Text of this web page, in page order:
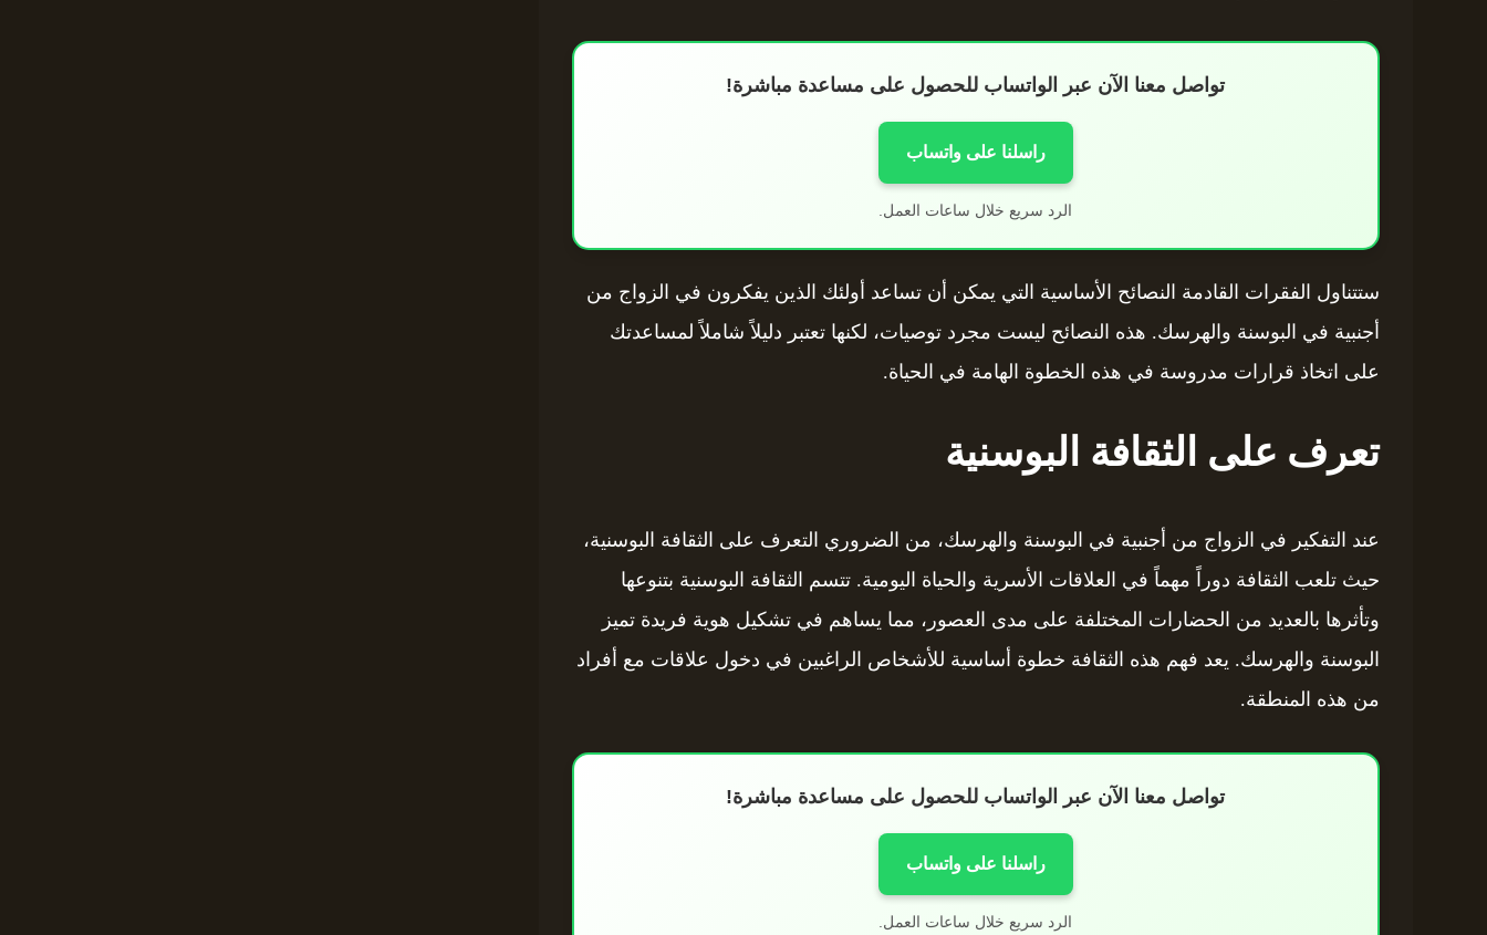
تواصل معنا الآن عبر الواتساب للحصول على مساعدة مباشرة!
راسلنا على واتساب
الرد سريع خلال ساعات العمل.
ستتناول الفقرات القادمة النصائح الأساسية التي يمكن أن تساعد أولئك الذين يفكرون في الزواج من
أجنبية في البوسنة والهرسك. هذه النصائح ليست مجرد توصيات، لكنها تعتبر دليلاً شاملاً لمساعدتك
على اتخاذ قرارات مدروسة في هذه الخطوة الهامة في الحياة.
تعرف على الثقافة البوسنية
عند التفكير في الزواج من أجنبية في البوسنة والهرسك، من الضروري التعرف على الثقافة البوسنية،
حيث تلعب الثقافة دوراً مهماً في العلاقات الأسرية والحياة اليومية. تتسم الثقافة البوسنية بتنوعها
وتأثرها بالعديد من الحضارات المختلفة على مدى العصور، مما يساهم في تشكيل هوية فريدة تميز
البوسنة والهرسك. يعد فهم هذه الثقافة خطوة أساسية للأشخاص الراغبين في دخول علاقات مع أفراد
من هذه المنطقة.
تواصل معنا الآن عبر الواتساب للحصول على مساعدة مباشرة!
راسلنا على واتساب
الرد سريع خلال ساعات العمل.